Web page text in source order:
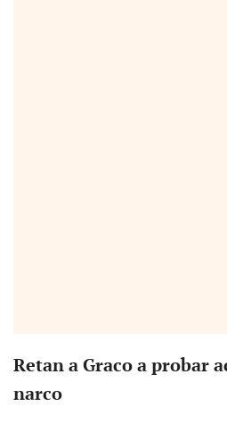
Retan a Graco a probar
narco